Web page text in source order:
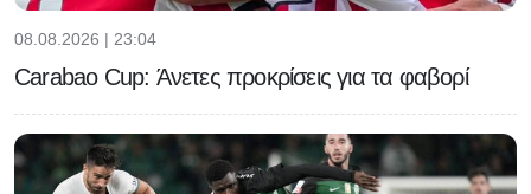
08.08.2026 | 23:04
Carabao Cup: Άνετες προκρίσεις για τα φαβορί